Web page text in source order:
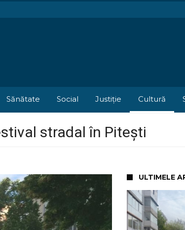
Sănătate Social Justiție Cultură
stradal în Pitești
ULTIMELE